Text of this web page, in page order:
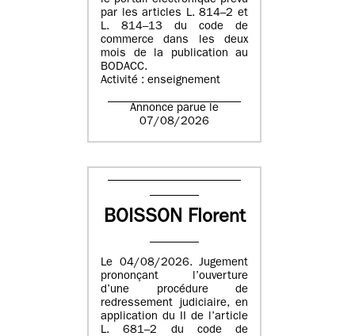
par les articles L. 814–2 et
L. 814–13 du code de
commerce dans les deux
mois de la publication au
BODACC.
Activité : enseignement
Annonce parue le
07/08/2026
BOISSON Florent
Le 04/08/2026. Jugement
prononçant l’ouverture
d’une procédure de
redressement judiciaire, en
application du II de l’article
L. 681–2 du code de